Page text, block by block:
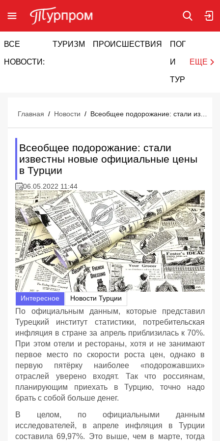
ВСЕ
НОВОСТИ:
ТУРИЗМ ПРОИСШЕСТВИЯ ПОГОДА
И
ТУРИЗМ
ЕЩЕ
Главная / Новости /
Всеобщее подорожание: стали
известны новые официальные цены
в Турции
06.05.2022 11:44
Интересное Новости Турции
По официальным данным, которые представил
Турецкий институт статистики, потребительская
инфляция в стране за апрель приблизилась к 70%.
При этом отели и рестораны, хотя и не занимают
первое место по скорости роста цен, однако в
первую пятёрку наиболее «подорожавших»
отраслей уверено входят. Так что россиянам,
планирующим приехать в Турцию, точно надо
брать с собой больше денег.
В целом, по официальными данным
исследователей, в апреле инфляция в Турции
составила 69,97%. Это выше, чем в марте, тогда